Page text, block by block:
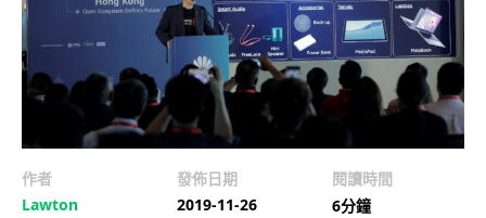
作者
Lawton
發佈日期
2019-11-26
閱讀時間
6分鐘